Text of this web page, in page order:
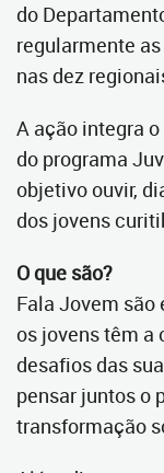
do
regularmente
nas dez
A ação integra
do programa
objetivo ouvir,
dos jovens
O que são?
Fala Jovem são
os jovens têm a
desafios das
pensar juntos o
transformação